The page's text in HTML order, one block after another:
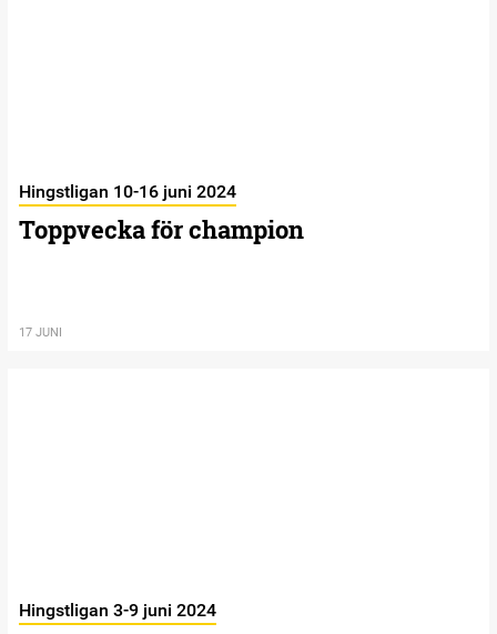
Hingstligan 10-16 juni 2024
Toppvecka för champion
17 JUNI
Hingstligan 3-9 juni 2024